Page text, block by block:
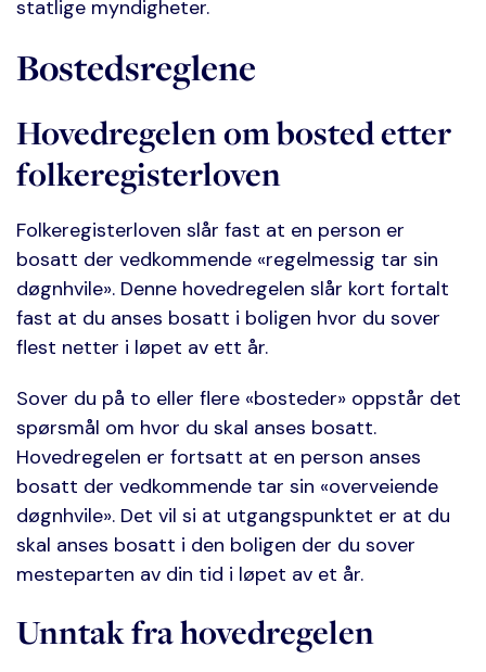
statlige myndigheter.
Bostedsreglene
Hovedregelen om bosted etter
folkeregisterloven
Folkeregisterloven slår fast at en person er
bosatt der vedkommende «regelmessig tar sin
døgnhvile». Denne hovedregelen slår kort fortalt
fast at du anses bosatt i boligen hvor du sover
flest netter i løpet av ett år.
Sover du på to eller flere «bosteder» oppstår det
spørsmål om hvor du skal anses bosatt.
Hovedregelen er fortsatt at en person anses
bosatt der vedkommende tar sin «overveiende
døgnhvile». Det vil si at utgangspunktet er at du
skal anses bosatt i den boligen der du sover
mesteparten av din tid i løpet av et år.
Unntak fra hovedregelen